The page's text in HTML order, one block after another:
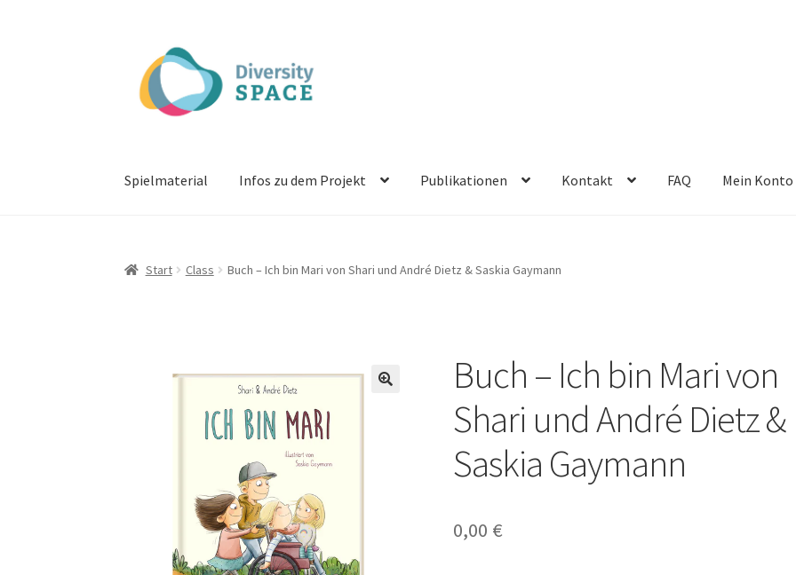
Navigation
springen
Inhalt
springen
Spielmaterial Infos zu dem Projekt Publikationen Kontakt FAQ Mein Konto
Start Class Buch – Ich bin Mari von Shari und André Dietz & Saskia Gaymann
Buch – Ich bin Mari von
Shari und André Dietz &
Saskia Gaymann
0,00 €